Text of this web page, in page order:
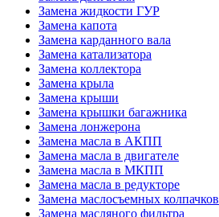
Замена жидкости ГУР
Замена капота
Замена карданного вала
Замена катализатора
Замена коллектора
Замена крыла
Замена крыши
Замена крышки багажника
Замена лонжерона
Замена масла в АКПП
Замена масла в двигателе
Замена масла в МКПП
Замена масла в редукторе
Замена маслосъемных колпачков
Замена масляного фильтра